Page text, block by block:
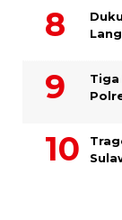
Tiga